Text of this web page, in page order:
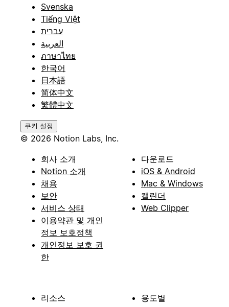
Svenska
Tiếng Việt
עברית
العربية
ภาษาไทย
한국어
日本語
简体中文
繁體中文
쿠키 설정
© 2026 Notion Labs, Inc.
회사 소개
Notion 소개
채용
보안
서비스 상태
이용약관 및 개인
정보 보호정책
개인정보 보호 권
한
다운로드
iOS & Android
Mac & Windows
캘린더
Web Clipper
리소스
용도별